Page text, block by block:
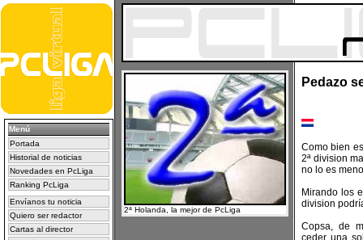
Menú
Portada
Historial de noticias
Novedades en PcLiga
Ranking PcLiga
Envíanos tu noticia
Quiero ser redactor
Cartas al director
2ª Holanda, la mejor de PcLiga
Pedazo
Como bien
2ª division
no lo es
Mirando los
division
Copsa, de
ceder una